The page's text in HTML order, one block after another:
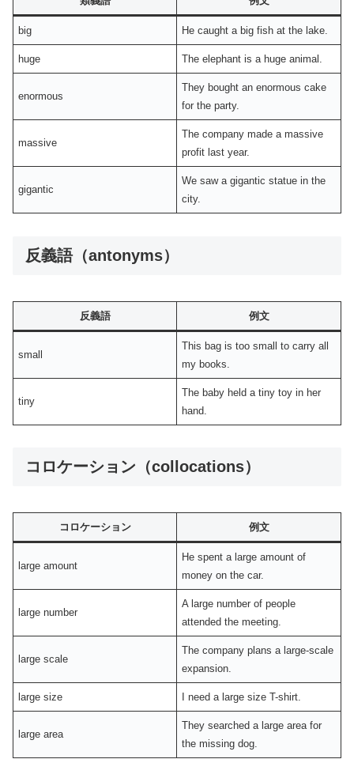
big He caught a big fish at the lake.
huge The elephant is a huge animal.
enormous
They bought an enormous cake
for the party.
massive
The company made a massive
profit last year.
gigantic
We saw a gigantic statue in the
city.
反義語（antonyms）
反義語 例文
small
This bag is too small to carry all
my books.
tiny
The baby held a tiny toy in her
hand.
コロケーション（collocations）
コロケーション 例文
large amount
He spent a large amount of
money on the car.
large number
A large number of people
attended the meeting.
large scale
The company plans a large-scale
expansion.
large size I need a large size T-shirt.
large area
They searched a large area for
the missing dog.